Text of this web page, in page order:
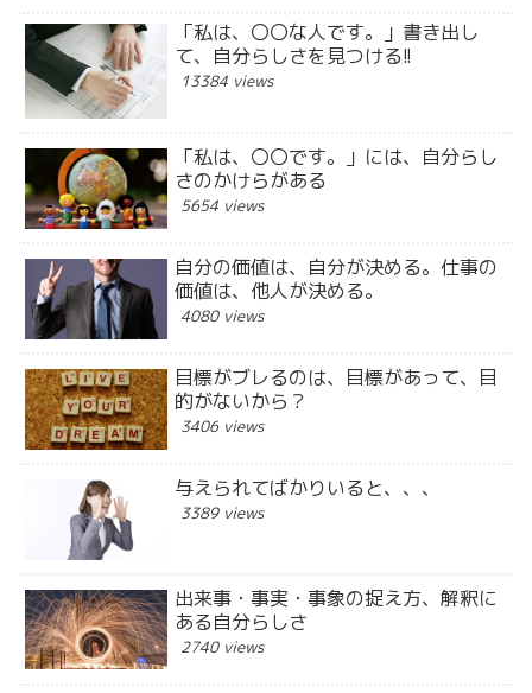
「私は、〇〇な人です。」書き出し
て、自分らしさを見つける!!
13384 views
「私は、〇〇です。」には、自分らし
さのかけらがある
5654 views
自分の価値は、自分が決める。仕事の
価値は、他人が決める。
4080 views
目標がブレるのは、目標があって、目
的がないから？
3406 views
与えられてばかりいると、、、
3389 views
出来事・事実・事象の捉え方、解釈に
ある自分らしさ
2740 views